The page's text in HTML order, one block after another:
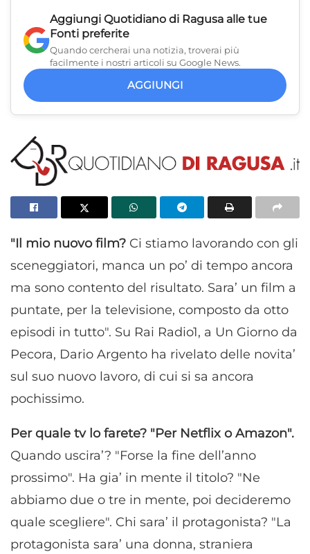
Aggiungi Quotidiano di Ragusa alle tue
Fonti preferite
Quando cercherai una notizia, troverai più
facilmente i nostri articoli su Google News.
AGGIUNGI
"Il mio nuovo film? Ci stiamo lavorando con gli
sceneggiatori, manca un po’ di tempo ancora
ma sono contento del risultato. Sara’ un film a
puntate, per la televisione, composto da otto
episodi in tutto". Su Rai Radio1, a Un Giorno da
Pecora, Dario Argento ha rivelato delle novita’
sul suo nuovo lavoro, di cui si sa ancora
pochissimo.
Per quale tv lo farete? "Per Netflix o Amazon".
Quando uscira’? "Forse la fine dell’anno
prossimo". Ha gia’ in mente il titolo? "Ne
abbiamo due o tre in mente, poi decideremo
quale scegliere". Chi sara’ il protagonista? "La
protagonista sara’ una donna, straniera